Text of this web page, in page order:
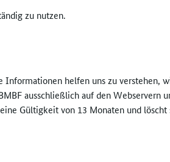
zu nutzen.
helfen uns zu verstehen,
ausschließlich auf den Webservern
Gültigkeit von 13 Monaten und
als Klassenlehrerteams in den
Klassen 6 und 7 und entwickeln den
Projekt sitzen mit den fünf
und der Schulsozialpädagoge